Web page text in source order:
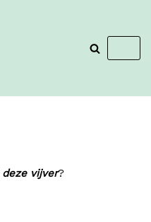
deze vijver?